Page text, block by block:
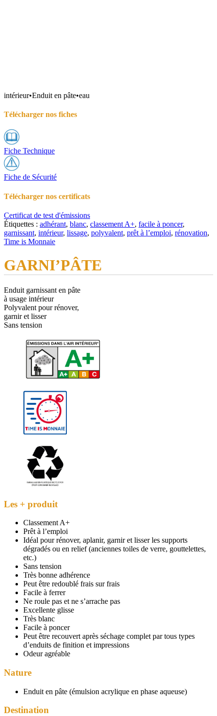
intérieur•Enduit en pâte•eau
Télécharger nos fiches
Fiche Technique
Fiche de Sécurité
Télécharger nos certificats
Certificat de test d'émissions
Étiquettes : adhérant, blanc, classement A+, facile à poncer,
garnissant, intérieur, lissage, polyvalent, prêt à l’emploi, rénovation,
Time is Monnaie
GARNI’PÂTE
Enduit garnissant en pâte
à usage intérieur
Polyvalent pour rénover,
garnir et lisser
Sans tension
Les + produit
Classement A+
Prêt à l’emploi
Idéal pour rénover, aplanir, garnir et lisser les supports
dégradés ou en relief (anciennes toiles de verre, gouttelettes,
etc.)
Sans tension
Très bonne adhérence
Peut être redoublé frais sur frais
Facile à ferrer
Ne roule pas et ne s’arrache pas
Excellente glisse
Très blanc
Facile à poncer
Peut être recouvert après séchage complet par tous types
d’enduits de finition et impressions
Odeur agréable
Nature
Enduit en pâte (émulsion acrylique en phase aqueuse)
Destination